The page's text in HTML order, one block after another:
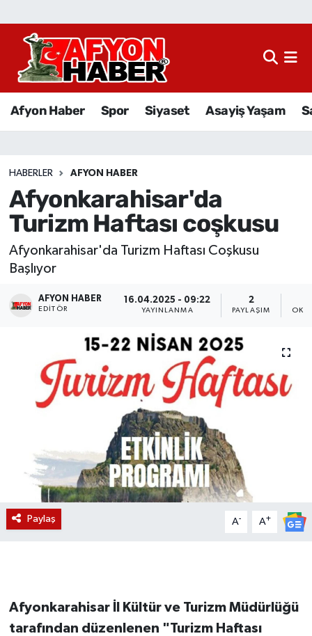
Afyon Haber Spor Siyaset Asayiş Yaşam
HABERLER AFYON HABER
Afyonkarahisar'da
Turizm Haftası coşkusu
Afyonkarahisar'da Turizm Haftası Coşkusu
Başlıyor
AFYON HABER
EDITÖR
16.04.2025 - 09:22
YAYINLANMA
2
PAYLAŞIM
Paylaş A- A+
Afyonkarahisar İl Kültür ve Turizm Müdürlüğü
tarafından düzenlenen "Turizm Haftası
Afyon Haber
Sağlık
Eğitim
Sivil Toplum
Ekonomi
Magazin
Etkinlikler